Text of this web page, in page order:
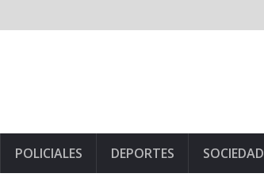
POLICIALES DEPORTES SOCIEDAD